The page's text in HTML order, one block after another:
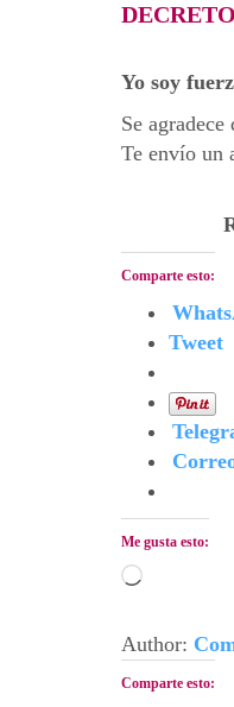
Yo soy
Se
Te envío un
Comparte esto:
Tweet
Me gusta esto:
Cargando...
Author:
Comparte esto: